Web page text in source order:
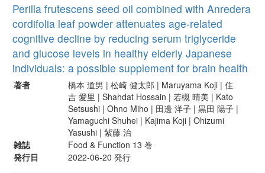
Perilla frutescens seed oil combined with Anredera
cordifolia leaf powder attenuates age-related
cognitive decline by reducing serum triglyceride
and glucose levels in healthy elderly Japanese
individuals: a possible supplement for brain health
著者
橋本 道男 | 松崎 健太郎 | Maruyama Koji | 住
吉 愛里 | Shahdat Hossain | 若槻 晴美 | Kato
Setsushi | Ohno Miho | 田邊 洋子 | 黒田 陽子 |
Yamaguchi Shuhei | Kajima Koji | Ohizumi
Yasushi | 紫藤 治
雑誌
Food & Function 13 巻
発行日
2022-06-20 発行